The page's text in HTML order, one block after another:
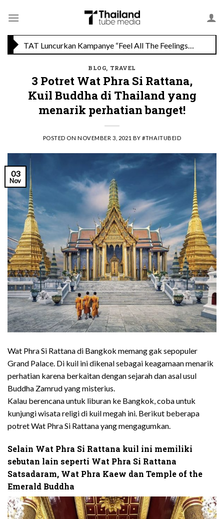
Menikmati Cita Rasa Mewah di Wolfgang’s Steakhouse di Thailand
BLOG, TRAVEL
3 Potret Wat Phra Si Rattana,
Kuil Buddha di Thailand yang
menarik perhatian banget!
POSTED ONNOVEMBER 3, 2021 BY#THAITUBEID
03
Nov
Wat Phra Si Rattana di Bangkok memang gak sepopuler
Grand Palace. Di kuil ini dikenal sebagai keagamaan menarik
perhatian karena berkaitan dengan sejarah dan asal usul
Buddha Zamrud yang misterius.
Kalau berencana untuk liburan ke Bangkok, coba untuk
kunjungi wisata religi di kuil megah ini. Berikut beberapa
potret Wat Phra Si Rattana yang mengagumkan.
Selain Wat Phra Si Rattana kuil ini memiliki
sebutan lain seperti Wat Phra Si Rattana
Satsadaram, Wat Phra Kaew dan Temple of the
Emerald Buddha